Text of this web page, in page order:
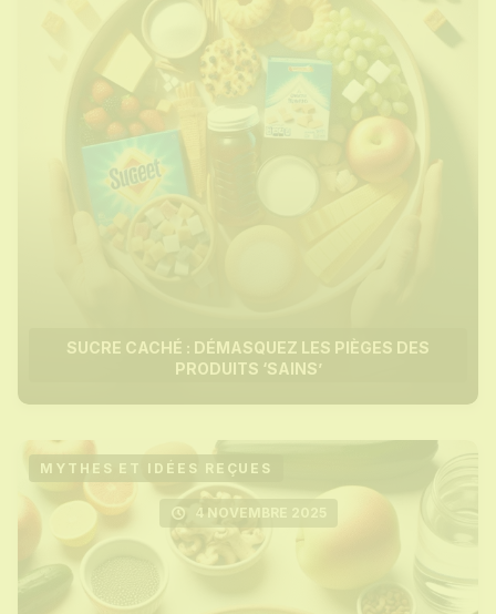
SUCRE CACHÉ : DÉMASQUEZ LES PIÈGES DES
PRODUITS ‘SAINS’
MYTHES ET IDÉES REÇUES
4 NOVEMBRE 2025